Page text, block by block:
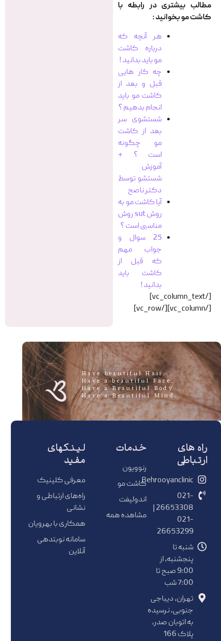
مطالب بیشتری در رابطه با
کاشت مو بخوانید :
هر آنچه که
درباره کاشت
مو باید بدانید !
چه کار هایی
قبل و بعد از
کاشت مو باید
انجام بدهیم ؟
شستشوی سر
بعد از کاشت
مو چگونه
است ؟ +
آموزش
شستشو توسط
دکتر ناصح
آیا کاشت مو به
روش sut روش
مناسبی است ؟
25 سوال و
جواب مهم
که قبل از
کاشت باید
بدانید !
[/vc_column_text]
[/vc_column][/vc_row]
.Have beautiful Hair
.Have a beautiful Face
.Have a Beautiful Body
.Have a Beautiful Mind
راه های
ارتباطی
Behrooyanclinic
021-
021-
26653299
شنبه تا
پنجشنبه، از
9:00 صبح تا
7:00 شب
تهران، دیباجی
جنوبی، نرسیده
به اتوبان صدر،
پلاک 166
خدمات
رنوویون
کاشت مو
اندولیفت
مشاهده همه
لینکهای
مفید
معرفی کلینیک
راه‌های ارتباطی و
نشانی
همکاری با بهرویان
سامانه نوبتدهی
آنلاین